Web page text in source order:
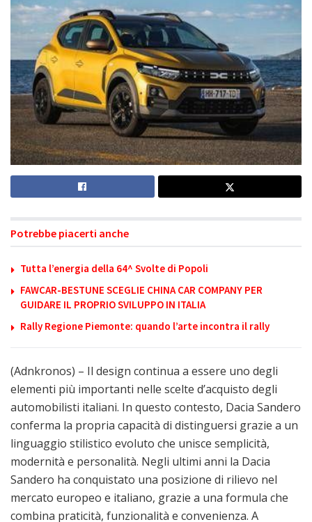
Potrebbe piacerti anche
Tutta l’energia della 64^ Svolte di Popoli
FAWCAR-BESTUNE SCEGLIE CHINA CAR COMPANY PER
GUIDARE IL PROPRIO SVILUPPO IN ITALIA
Rally Regione Piemonte: quando l’arte incontra il rally
(Adnkronos) – Il design continua a essere uno degli
elementi più importanti nelle scelte d’acquisto degli
automobilisti italiani. In questo contesto, Dacia Sandero
conferma la propria capacità di distinguersi grazie a un
linguaggio stilistico evoluto che unisce semplicità,
modernità e personalità. Negli ultimi anni la Dacia
Sandero ha conquistato una posizione di rilievo nel
mercato europeo e italiano, grazie a una formula che
combina praticità, funzionalità e convenienza. A